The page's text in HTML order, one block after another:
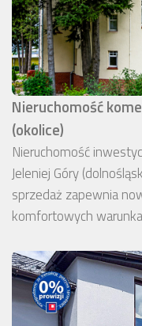
Nieruchomość
(okolice)
Nieruchomość
Jeleniej Góry
sprzedaż zapewnia
komfortowych